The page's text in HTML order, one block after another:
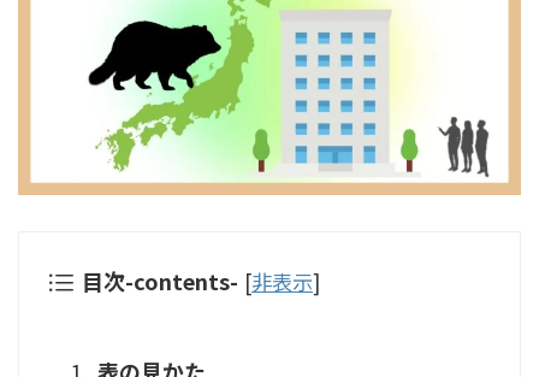
目次-contents- [非表示]